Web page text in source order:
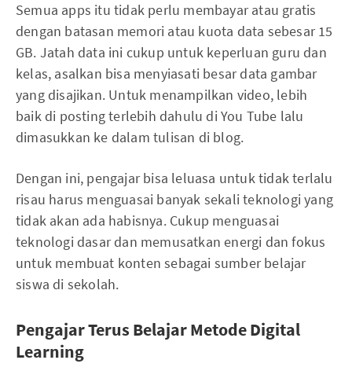
Semua apps itu tidak perlu membayar atau gratis
dengan batasan memori atau kuota data sebesar 15
GB. Jatah data ini cukup untuk keperluan guru dan
kelas, asalkan bisa menyiasati besar data gambar
yang disajikan. Untuk menampilkan video, lebih
baik di posting terlebih dahulu di You Tube lalu
dimasukkan ke dalam tulisan di blog.
Dengan ini, pengajar bisa leluasa untuk tidak terlalu
risau harus menguasai banyak sekali teknologi yang
tidak akan ada habisnya. Cukup menguasai
teknologi dasar dan memusatkan energi dan fokus
untuk membuat konten sebagai sumber belajar
siswa di sekolah.
Pengajar Terus Belajar Metode Digital
Learning